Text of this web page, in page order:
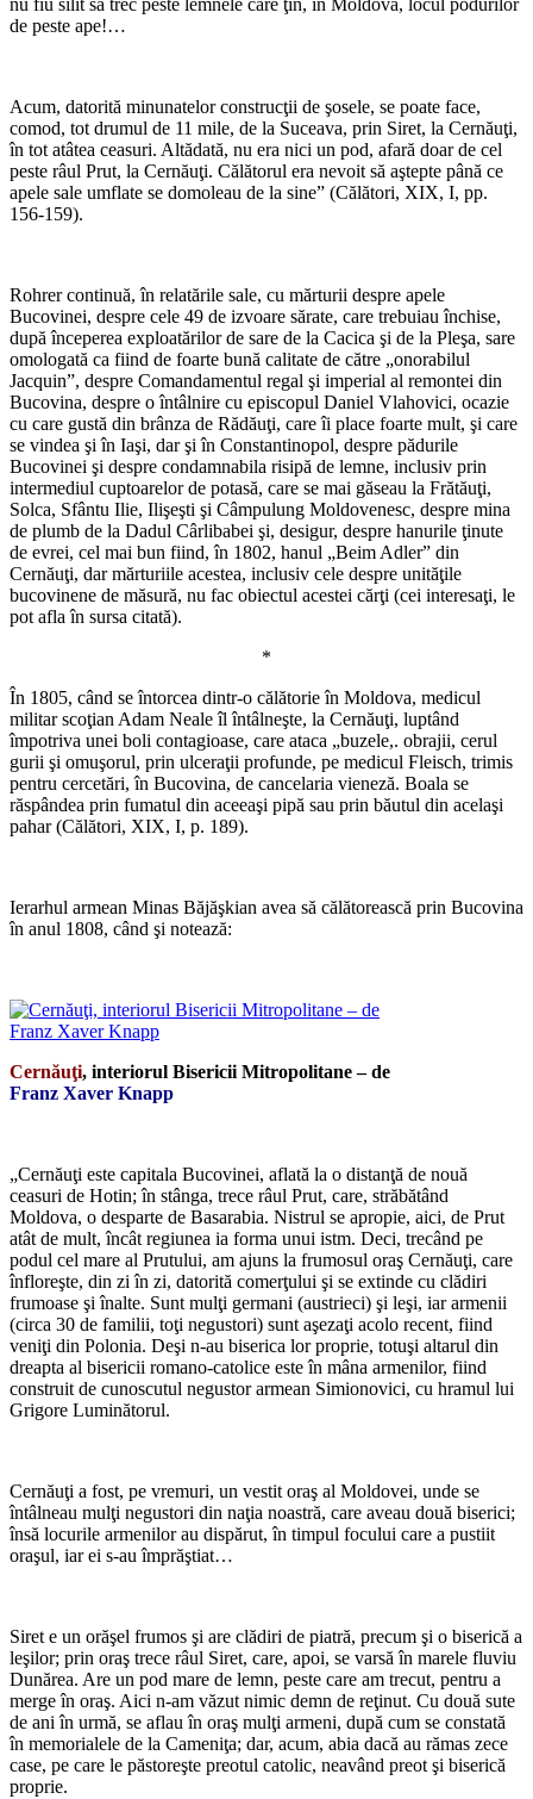
nu fiu silit să trec peste lemnele care ţin, în Moldova, locul podurilor
de peste ape!…
Acum, datorită minunatelor construcţii de şosele, se poate face,
comod, tot drumul de 11 mile, de la Suceava, prin Siret, la Cernăuţi,
în tot atâtea ceasuri. Altădată, nu era nici un pod, afară doar de cel
peste râul Prut, la Cernăuţi. Călătorul era nevoit să aştepte până ce
apele sale umflate se domoleau de la sine” (Călători, XIX, I, pp.
156-159).
Rohrer continuă, în relatările sale, cu mărturii despre apele
Bucovinei, despre cele 49 de izvoare sărate, care trebuiau închise,
după începerea exploatărilor de sare de la Cacica şi de la Pleşa, sare
omologată ca fiind de foarte bună calitate de către „onorabilul
Jacquin”, despre Comandamentul regal şi imperial al remontei din
Bucovina, despre o întâlnire cu episcopul Daniel Vlahovici, ocazie
cu care gustă din brânza de Rădăuţi, care îi place foarte mult, şi care
se vindea şi în Iaşi, dar şi în Constantinopol, despre pădurile
Bucovinei şi despre condamnabila risipă de lemne, inclusiv prin
intermediul cuptoarelor de potasă, care se mai găseau la Frătăuţi,
Solca, Sfântu Ilie, Ilişeşti şi Câmpulung Moldovenesc, despre mina
de plumb de la Dadul Cârlibabei şi, desigur, despre hanurile ţinute
de evrei, cel mai bun fiind, în 1802, hanul „Beim Adler” din
Cernăuţi, dar mărturiile acestea, inclusiv cele despre unităţile
bucovinene de măsură, nu fac obiectul acestei cărţi (cei interesaţi, le
pot afla în sursa citată).
*
În 1805, când se întorcea dintr-o călătorie în Moldova, medicul
militar scoţian Adam Neale îl întâlneşte, la Cernăuţi, luptând
împotriva unei boli contagioase, care ataca „buzele,. obrajii, cerul
gurii şi omuşorul, prin ulceraţii profunde, pe medicul Fleisch, trimis
pentru cercetări, în Bucovina, de cancelaria vieneză. Boala se
răspândea prin fumatul din aceeaşi pipă sau prin băutul din acelaşi
pahar (Călători, XIX, I, p. 189).
Ierarhul armean Minas Băjăşkian avea să călătorească prin Bucovina
în anul 1808, când şi notează:
Cernăuţi, interiorul Bisericii Mitropolitane – de
Franz Xaver Knapp
„Cernăuţi este capitala Bucovinei, aflată la o distanţă de nouă
ceasuri de Hotin; în stânga, trece râul Prut, care, străbătând
Moldova, o desparte de Basarabia. Nistrul se apropie, aici, de Prut
atât de mult, încât regiunea ia forma unui istm. Deci, trecând pe
podul cel mare al Prutului, am ajuns la frumosul oraş Cernăuţi, care
înfloreşte, din zi în zi, datorită comerţului şi se extinde cu clădiri
frumoase şi înalte. Sunt mulţi germani (austrieci) şi leşi, iar armenii
(circa 30 de familii, toţi negustori) sunt aşezaţi acolo recent, fiind
veniţi din Polonia. Deşi n-au biserica lor proprie, totuşi altarul din
dreapta al bisericii romano-catolice este în mâna armenilor, fiind
construit de cunoscutul negustor armean Simionovici, cu hramul lui
Grigore Luminătorul.
Cernăuţi a fost, pe vremuri, un vestit oraş al Moldovei, unde se
întâlneau mulţi negustori din naţia noastră, care aveau două biserici;
însă locurile armenilor au dispărut, în timpul focului care a pustiit
oraşul, iar ei s-au împrăştiat…
Siret e un orăşel frumos şi are clădiri de piatră, precum şi o biserică a
leşilor; prin oraş trece râul Siret, care, apoi, se varsă în marele fluviu
Dunărea. Are un pod mare de lemn, peste care am trecut, pentru a
merge în oraş. Aici n-am văzut nimic demn de reţinut. Cu două sute
de ani în urmă, se aflau în oraş mulţi armeni, după cum se constată
în memorialele de la Cameniţa; dar, acum, abia dacă au rămas zece
case, pe care le păstoreşte preotul catolic, neavând preot şi biserică
proprie.